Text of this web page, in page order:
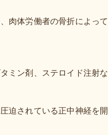
肉体労働者の骨折によっ
ミン剤、ステロイド注射な
迫されている正中神経を